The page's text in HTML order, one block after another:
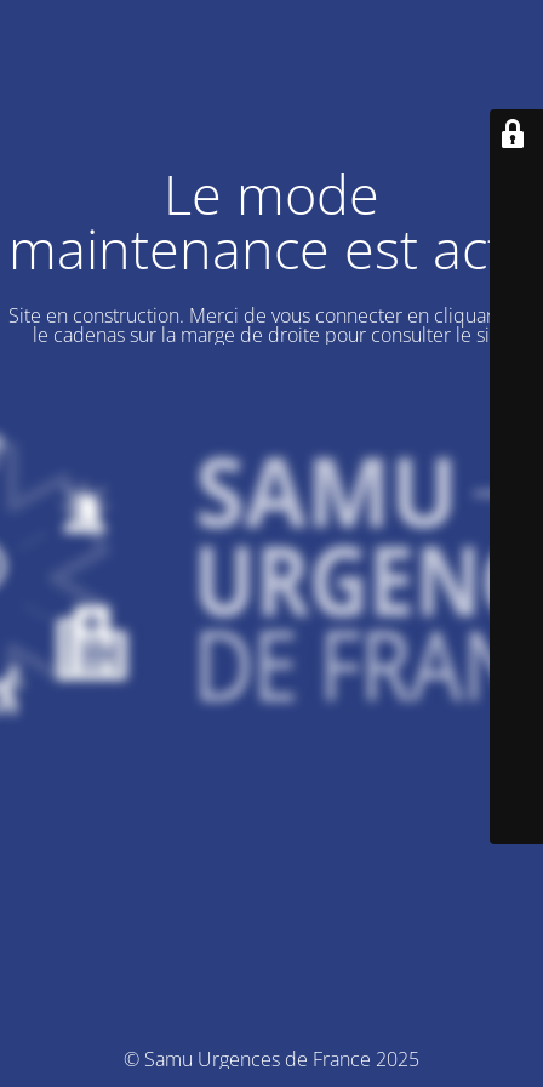
Le mode
maintenance est actif
Site en construction. Merci de vous connecter en cliquant sur
le cadenas sur la marge de droite pour consulter le site.
© Samu Urgences de France 2025